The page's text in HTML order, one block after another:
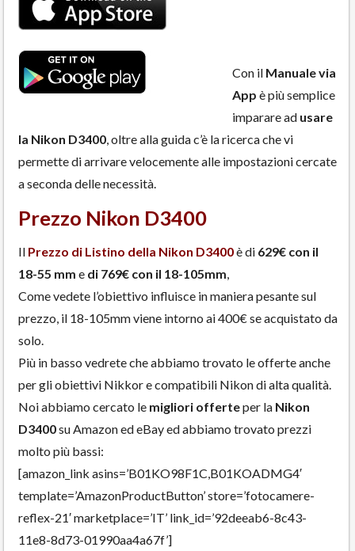
Con il Manuale via
App è più semplice
imparare ad usare
la Nikon D3400 , oltre alla guida c’è la ricerca che vi
permette di arrivare velocemente alle impostazioni cercate
a seconda delle necessità.
Prezzo Nikon D3400
Il Prezzo di Listino della Nikon D3400è di 629€ con il
18-55 mm e di 769€ con il 18-105mm
Come vedete l’obiettivo influisce in maniera pesante sul
prezzo, il 18-105mm viene intorno ai 400€ se acquistato da
solo.
Più in basso vedrete che abbiamo trovato le offerte anche
per gli obiettivi Nikkor e compatibili Nikon di alta qualità.
Noi abbiamo cercato le migliori offerteper la Nikon
D3400su Amazon ed eBay ed abbiamo trovato prezzi
molto più bassi:
[amazon_link asins=’B01KO98F1C,B01KOADMG4′
template=’AmazonProductButton’ store=’fotocamere-
reflex-21′ marketplace=’IT’ link_id=’92deeab6-8c43-
11e8-8d73-01990aa4a67f’]